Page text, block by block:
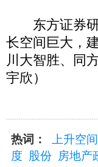
东方证券研
长空间巨大，
川大智胜、同
宇欣）
热词： 上升空间
度
股份 房地产